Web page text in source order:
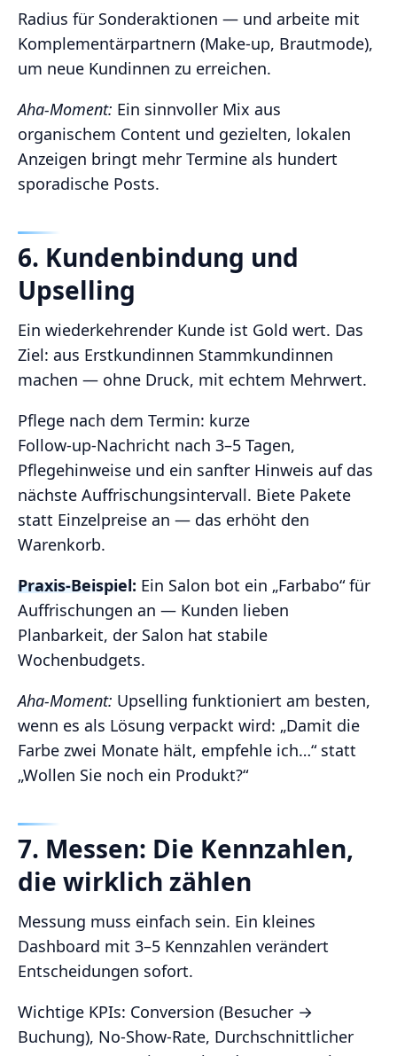
Radius für Sonderaktionen — und arbeite mit
Komplementärpartnern (Make‑up, Brautmode),
um neue Kundinnen zu erreichen.
Aha‑Moment: Ein sinnvoller Mix aus
organischem Content und gezielten, lokalen
Anzeigen bringt mehr Termine als hundert
sporadische Posts.
6. Kundenbindung und
Upselling
Ein wiederkehrender Kunde ist Gold wert. Das
Ziel: aus Erstkundinnen Stammkundinnen
machen — ohne Druck, mit echtem Mehrwert.
Pflege nach dem Termin: kurze
Follow‑up‑Nachricht nach 3–5 Tagen,
Pflegehinweise und ein sanfter Hinweis auf das
nächste Auffrischungsintervall. Biete Pakete
statt Einzelpreise an — das erhöht den
Warenkorb.
Praxis‑Beispiel: Ein Salon bot ein „Farbabo“ für
Auffrischungen an — Kunden lieben
Planbarkeit, der Salon hat stabile
Wochenbudgets.
Aha‑Moment: Upselling funktioniert am besten,
wenn es als Lösung verpackt wird: „Damit die
Farbe zwei Monate hält, empfehle ich…“ statt
„Wollen Sie noch ein Produkt?“
7. Messen: Die Kennzahlen,
die wirklich zählen
Messung muss einfach sein. Ein kleines
Dashboard mit 3–5 Kennzahlen verändert
Entscheidungen sofort.
Wichtige KPIs: Conversion (Besucher →
Buchung), No‑Show‑Rate, Durchschnittlicher